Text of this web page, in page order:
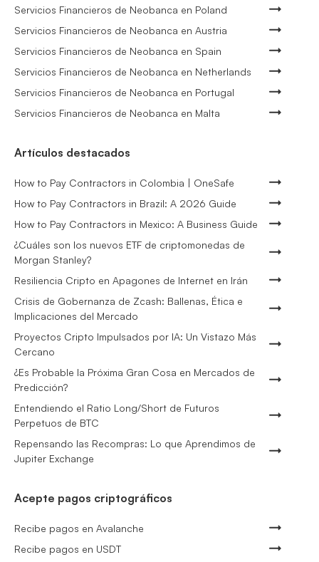
Servicios Financieros de Neobanca en Poland
Servicios Financieros de Neobanca en Austria
Servicios Financieros de Neobanca en Spain
Servicios Financieros de Neobanca en Netherlands
Servicios Financieros de Neobanca en Portugal
Servicios Financieros de Neobanca en Malta
Artículos destacados
How to Pay Contractors in Colombia | OneSafe
How to Pay Contractors in Brazil: A 2026 Guide
How to Pay Contractors in Mexico: A Business Guide
¿Cuáles son los nuevos ETF de criptomonedas de
Morgan Stanley?
Resiliencia Cripto en Apagones de Internet en Irán
Crisis de Gobernanza de Zcash: Ballenas, Ética e
Implicaciones del Mercado
Proyectos Cripto Impulsados por IA: Un Vistazo Más
Cercano
¿Es Probable la Próxima Gran Cosa en Mercados de
Predicción?
Entendiendo el Ratio Long/Short de Futuros
Perpetuos de BTC
Repensando las Recompras: Lo que Aprendimos de
Jupiter Exchange
Acepte pagos criptográficos
Recibe pagos en Avalanche
Recibe pagos en USDT